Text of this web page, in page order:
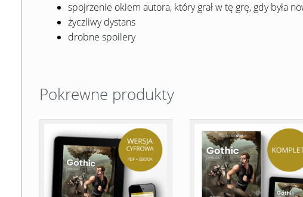
spojrzenie okiem autora, który grał w tę grę, gdy była
życzliwy dystans
drobne spoilery
Pokrewne produkty